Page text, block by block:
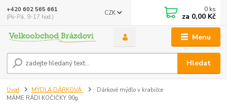
Menu
CZK
Hledat
+420 602 565 661
(Po-Pá, 9-17 hod.)
0 ks
za 0,00 Kč
Úvod MÝDLA DÁRKOVÁ
Dárkové mýdlo v krabičce
MÁME RÁDI KOČIČKY 90g.